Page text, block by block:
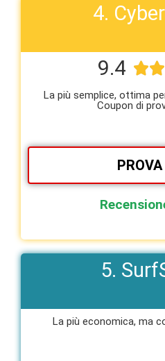
4.
9.4 
La più semplice, ottima
Coupon di
5.
La più economica, ma